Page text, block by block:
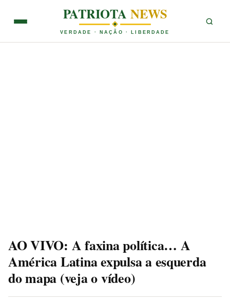
PATRIOTANEWS
VERDADE · NAÇÃO · LIBERDADE
AO VIVO: A faxina política… A
América Latina expulsa a esquerda
do mapa (veja o vídeo)